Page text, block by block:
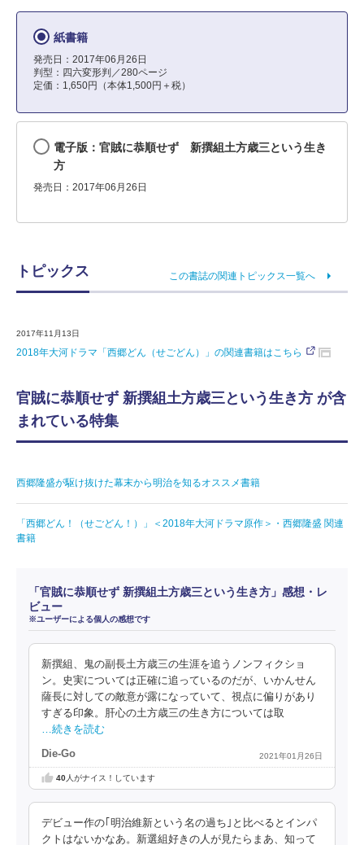
紙書籍
発売日：2017年06月26日
判型：四六変形判／280ページ
定価：1,650円（本体1,500円＋税）
電子版：官賊に恭順せず 新撰組土方歳三という生き
方
発売日：2017年06月26日
トピックス この書誌の関連トピックス一覧へ
2017年11月13日
2018年大河ドラマ「西郷どん（せごどん）」の関連書籍はこちら
官賊に恭順せず 新撰組土方歳三という生き方 が含
まれている特集
西郷隆盛が駆け抜けた幕末から明治を知るオススメ書籍
「西郷どん！（せごどん！）」＜2018年大河ドラマ原作＞・西郷隆盛 関連
書籍
「官賊に恭順せず 新撰組土方歳三という生き方」感想・レ
ビュー
※ユーザーによる個人の感想です
新撰組、鬼の副長土方歳三の生涯を追うノンフィクショ
ン。史実については正確に追っているのだが、いかんせん
薩長に対しての敵意が露になっていて、視点に偏りがあり
すぎる印象。肝心の土方歳三の生き方については取
…続きを読む
Die-Go 2021年01月26日
40人がナイス！しています
デビュー作の｢明治維新という名の過ち｣と比べるとインパ
クトはないかなあ。新選組好きの人が見たらまあ、知って